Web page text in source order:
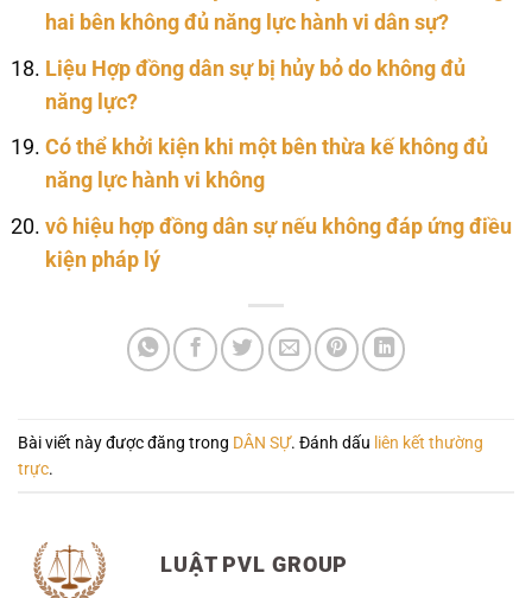
hai bên không đủ năng lực hành vi dân sự?
Liệu Hợp đồng dân sự bị hủy bỏ do không đủ
năng lực?
Có thể khởi kiện khi một bên thừa kế không đủ
năng lực hành vi không
vô hiệu hợp đồng dân sự nếu không đáp ứng điều
kiện pháp lý
Bài viết này được đăng trong DÂN SỰ. Đánh dấu liên kết thường
trực.
LUẬT PVL GROUP